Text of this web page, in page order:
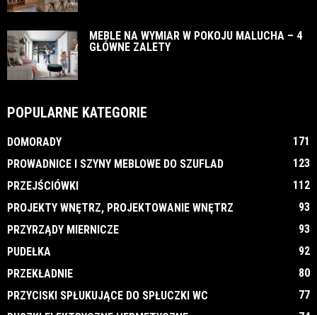
MEBLE NA WYMIAR W POKOJU MALUCHA – 4
GŁÓWNE ZALETY
POPULARNE KATEGORIE
DOMORADY
171
PROWADNICE I SZYNY MEBLOWE DO SZUFLAD
123
PRZEJŚCIÓWKI
112
PROJEKTY WNĘTRZ, PROJEKTOWANIE WNĘTRZ
93
PRZYRZĄDY MIERNICZE
93
PUDEŁKA
92
PRZEKŁADNIE
80
PRZYCISKI SPŁUKUJĄCE DO SPŁUCZKI WC
77